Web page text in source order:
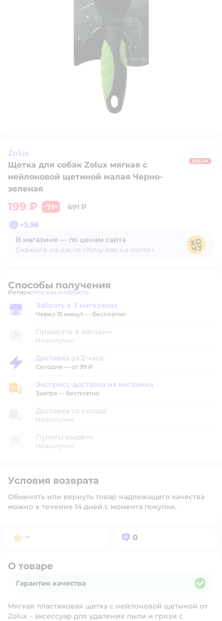
Zolux
Щетка для собак Zolux мягкая с
нейлоновой щетиной малая Черно-
зеленая
199 ₽ −71%
691 ₽
+3,98
В магазине — по ценам сайта
Скажите на кассе «Хочу как на сайте»
Способы получения
Регион: Выбор адреса доставки.
Москва и область
Забрать в магазине
Забрать в 3 магазинах
Через 15 минут — бесплатно
Привезти в магазин
Недоступно
Доставка за 2 часа
Доставка за 2 часа
Сегодня — от 99 ₽
Экспресс-доставка из магазина
Экспресс-доставка из магазина
Завтра — бесплатно
Доставка со склада
Недоступно
Пункты выдачи
Недоступно
Условия возврата
Обменять или вернуть товар надлежащего качества
можно в течение 14 дней с момента покупки.
Рейтинг:
– Вопросов:
0
О товаре
Гарантия качества
Мягкая пластиковая щетка с нейлоновой щетиной от
Zolux – аксессуар для удаления пыли и грязи с